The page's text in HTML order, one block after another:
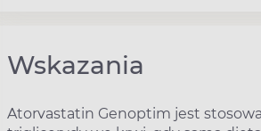
Wskazania
Atorvastatin Genoptim jest